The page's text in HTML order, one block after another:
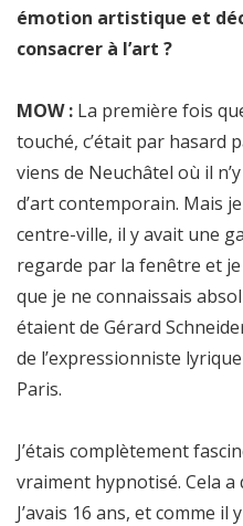
émotion artistique et
consacrer à l’art ?
MOW : La première fois
touché, c’était par hasard
viens de Neuchâtel où il
d’art contemporain. Mais
centre-ville, il y avait une
regarde par la fenêtre et
que je ne connaissais
étaient de Gérard
de l’expressionniste lyrique
Paris.
J’étais complètement
vraiment hypnotisé. Cela a
J’avais 16 ans, et comme il